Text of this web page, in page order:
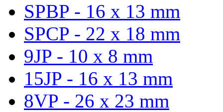
SPBP - 16 x 13 mm
SPCP - 22 x 18 mm
9JP - 10 x 8 mm
15JP - 16 x 13 mm
8VP - 26 x 23 mm